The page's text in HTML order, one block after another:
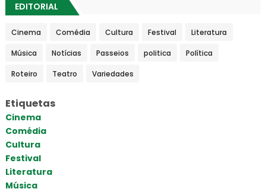
EDITORIAL
Cinema Comédia Cultura Festival Literatura
Música Notícias Passeios politica Política
Roteiro Teatro Variedades
Etiquetas
Cinema
Comédia
Cultura
Festival
Literatura
Música